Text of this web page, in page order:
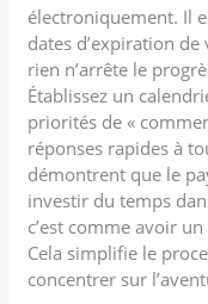
électroniquement. Il
dates d’expiration
rien n’arrête le
Établissez un
priorités de «
réponses rapides à
démontrent que le
investir du temps
c’est comme avoir
Cela simplifie le
concentrer sur